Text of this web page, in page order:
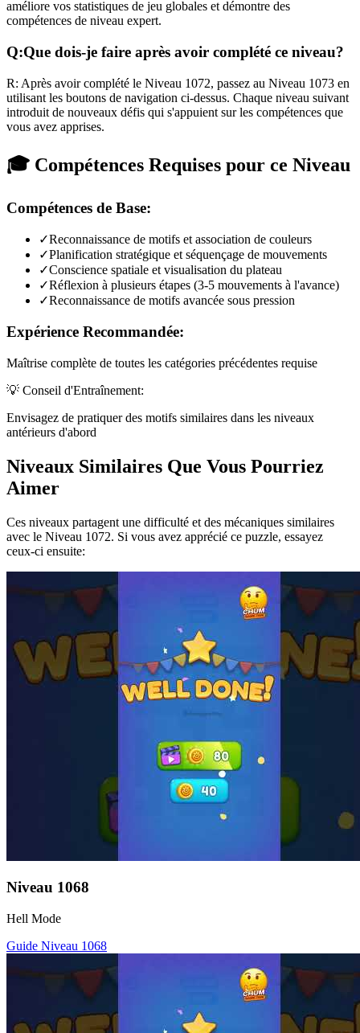
améliore vos statistiques de jeu globales et démontre des
compétences de niveau expert.
Q:Que dois-je faire après avoir complété ce niveau?
R: Après avoir complété le Niveau 1072, passez au Niveau 1073 en
utilisant les boutons de navigation ci-dessus. Chaque niveau suivant
introduit de nouveaux défis qui s'appuient sur les compétences que
vous avez apprises.
🎓 Compétences Requises pour ce Niveau
Compétences de Base:
✓Reconnaissance de motifs et association de couleurs
✓Planification stratégique et séquençage de mouvements
✓Conscience spatiale et visualisation du plateau
✓Réflexion à plusieurs étapes (3-5 mouvements à l'avance)
✓Reconnaissance de motifs avancée sous pression
Expérience Recommandée:
Maîtrise complète de toutes les catégories précédentes requise
💡 Conseil d'Entraînement:
Envisagez de pratiquer des motifs similaires dans les niveaux
antérieurs d'abord
Niveaux Similaires Que Vous Pourriez
Aimer
Ces niveaux partagent une difficulté et des mécaniques similaires
avec le Niveau 1072. Si vous avez apprécié ce puzzle, essayez
ceux-ci ensuite:
Niveau 1068
Hell Mode
Guide Niveau 1068